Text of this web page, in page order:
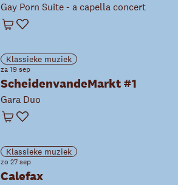
Gay Porn Suite - a capella concert
Winkelwagen
Favoriet
Klassieke muziek
za 19 sep
ScheidenvandeMarkt #1
Gara Duo
Winkelwagen
Favoriet
Klassieke muziek
zo 27 sep
Calefax